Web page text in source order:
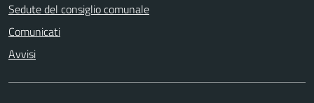
Sedute del consiglio comunale
Comunicati
Avvisi